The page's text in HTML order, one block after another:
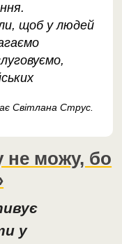
щоб у людей
Світлана Струс.
не можу, бо
у